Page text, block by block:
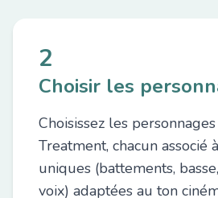
2
Choisir les
Choisissez les
Treatment, chacun associé
uniques (battements,
voix) adaptées au ton